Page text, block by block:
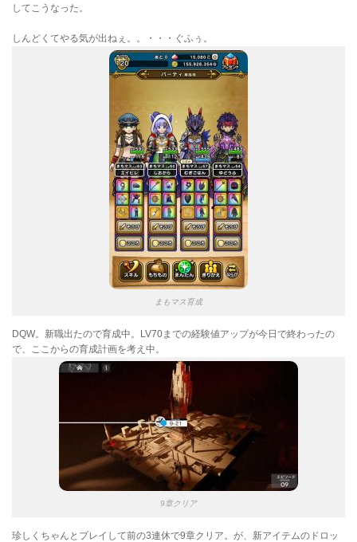
してこうなった。
しんどくてやる気が出ねぇ。。・・・ぐふぅ。
まもマス育成
DQW。新職出たので育成中。LV70までの経験値アップが今日で終わったの
で、ここからの育成計画を考え中。
9章クリア
珍しくちゃんとプレイして前の3連休で9章クリア。が、新アイテムのドロッ